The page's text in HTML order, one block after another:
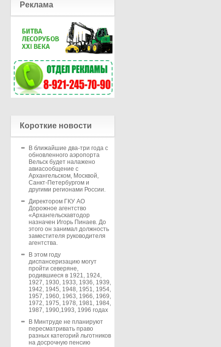
Реклама
Короткие новости
В ближайшие два-три года с
обновленного аэропорта
Вельск будет налажено
авиасообщение с
Архангельском, Москвой,
Санкт-Петербургом и
другими регионами России.
Директором ГКУ АО
Дорожное агентство
«Архангельскавтодор
назначен Игорь Пинаев. До
этого он занимал должность
заместителя руководителя
агентства.
В этом году
диспансеризацию могут
пройти северяне,
родившиеся в 1921, 1924,
1927, 1930, 1933, 1936, 1939,
1942, 1945, 1948, 1951, 1954,
1957, 1960, 1963, 1966, 1969,
1972, 1975, 1978, 1981, 1984,
1987, 1990,1993, 1996 годах
В Минтруде не планируют
пересматривать право
разных категорий льготников
на досрочную пенсию